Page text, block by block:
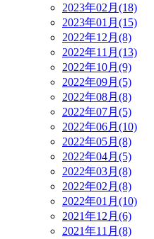
2023年02月(18)
2023年01月(15)
2022年12月(8)
2022年11月(13)
2022年10月(9)
2022年09月(5)
2022年08月(8)
2022年07月(5)
2022年06月(10)
2022年05月(8)
2022年04月(5)
2022年03月(8)
2022年02月(8)
2022年01月(10)
2021年12月(6)
2021年11月(8)